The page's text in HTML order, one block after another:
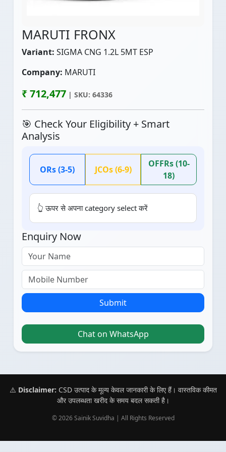
MARUTI FRONX
Variant: SIGMA CNG 1.2L 5MT ESP
Company: MARUTI
₹ 712,477 | SKU: 64336
🎯 Check Your Eligibility + Smart
Analysis
ORs (3-5) JCOs (6-9)
OFFRs (10-
18)
👆 ऊपर से अपना category select करें
Enquiry Now
Submit
Chat on WhatsApp
⚠️ Disclaimer: CSD उत्पाद के मूल्य केवल जानकारी के लिए हैं। वास्तविक कीमत
और उपलब्धता खरीद के समय बदल सकती है।
© 2026 Sainik Suvidha | All Rights Reserved